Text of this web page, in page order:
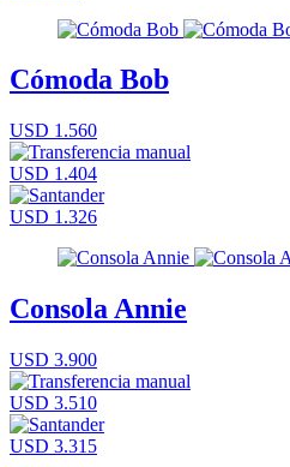
Cómoda Bob
USD 1.560
USD 1.404
USD 1.326
Consola Annie
USD 3.900
USD 3.510
USD 3.315